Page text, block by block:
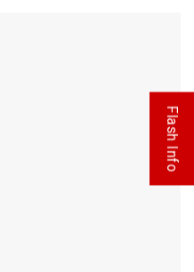
Flash Info